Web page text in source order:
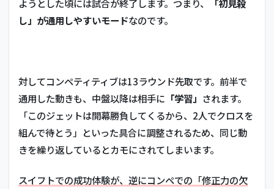
ようとした頃には試合が終了します。つまり、
「初見殺
し」が通用しやすいモードなのです。
対してコンペティティブは13ラウンド先取です。前半で
通用した動きも、中盤以降は相手に 「学習」 されます。
「このジェットは開幕勝負してくるから、2人でクロスを
組んで待とう」といった具合に調整されるため、同じ動
きを繰り返しているとカモにされてしまいます。
スイフトでの成功体験が、逆にコンペでの「修正力の欠